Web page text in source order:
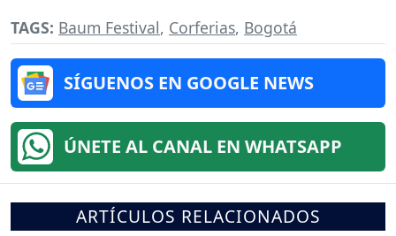
TAGS: Baum Festival, Corferias, Bogotá
SÍGUENOS EN GOOGLE NEWS
ÚNETE AL CANAL EN WHATSAPP
ARTÍCULOS RELACIONADOS